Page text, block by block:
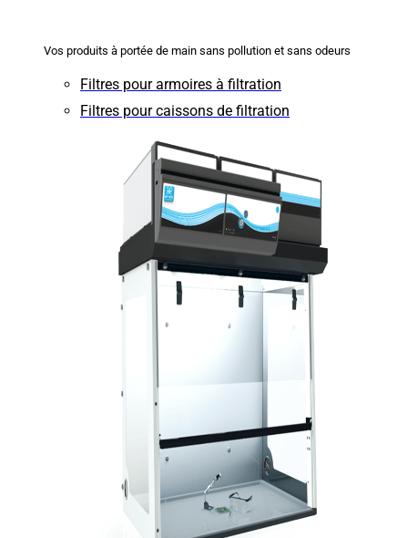
Vos produits à portée de main sans pollution et sans odeurs
Filtres pour armoires à filtration
Filtres pour caissons de filtration